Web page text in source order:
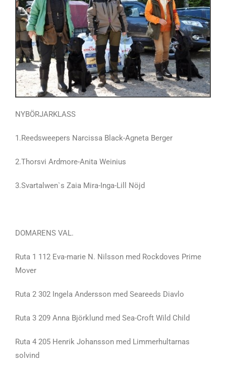
NYBÖRJARKLASS
1.Reedsweepers Narcissa Black-Agneta Berger
2.Thorsvi Ardmore-Anita Weinius
3.Svartalwen`s Zaia Mira-Inga-Lill Nöjd
DOMARENS VAL.
Ruta 1 112 Eva-marie N. Nilsson med Rockdoves Prime
Mover
Ruta 2 302 Ingela Andersson med Seareeds Diavlo
Ruta 3 209 Anna Björklund med Sea-Croft Wild Child
Ruta 4 205 Henrik Johansson med Limmerhultarnas
solvind